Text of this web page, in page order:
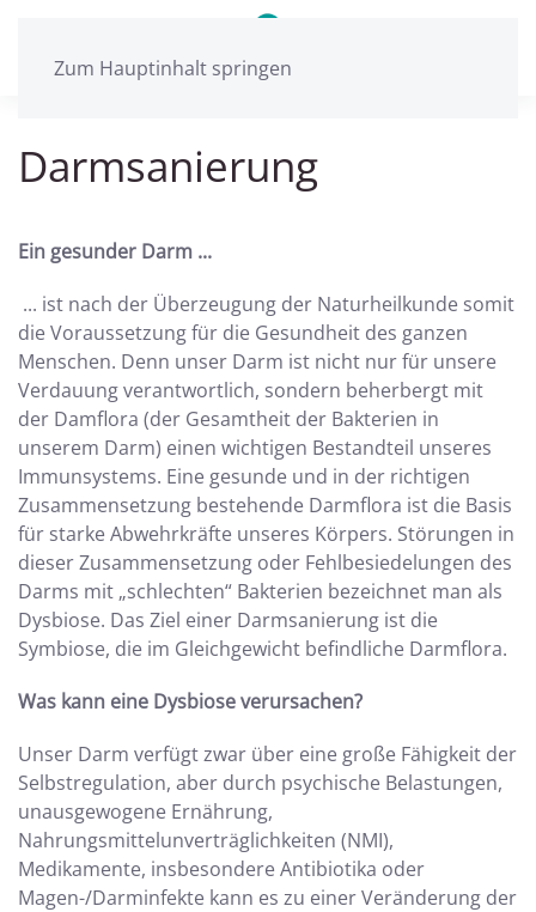
Zum Hauptinhalt springen
Darmsanierung
Ein gesunder Darm ...
... ist nach der Überzeugung der Naturheilkunde somit
die Voraussetzung für die Gesundheit des ganzen
Menschen. Denn unser Darm ist nicht nur für unsere
Verdauung verantwortlich, sondern beherbergt mit
der Damflora (der Gesamtheit der Bakterien in
unserem Darm) einen wichtigen Bestandteil unseres
Immunsystems. Eine gesunde und in der richtigen
Zusammensetzung bestehende Darmflora ist die Basis
für starke Abwehrkräfte unseres Körpers. Störungen in
dieser Zusammensetzung oder Fehlbesiedelungen des
Darms mit „schlechten“ Bakterien bezeichnet man als
Dysbiose. Das Ziel einer Darmsanierung ist die
Symbiose, die im Gleichgewicht befindliche Darmflora.
Was kann eine Dysbiose verursachen?
Unser Darm verfügt zwar über eine große Fähigkeit der
Selbstregulation, aber durch psychische Belastungen,
unausgewogene Ernährung,
Nahrungsmittelunverträglichkeiten (NMI),
Medikamente, insbesondere Antibiotika oder
Magen-/Darminfekte kann es zu einer Veränderung der